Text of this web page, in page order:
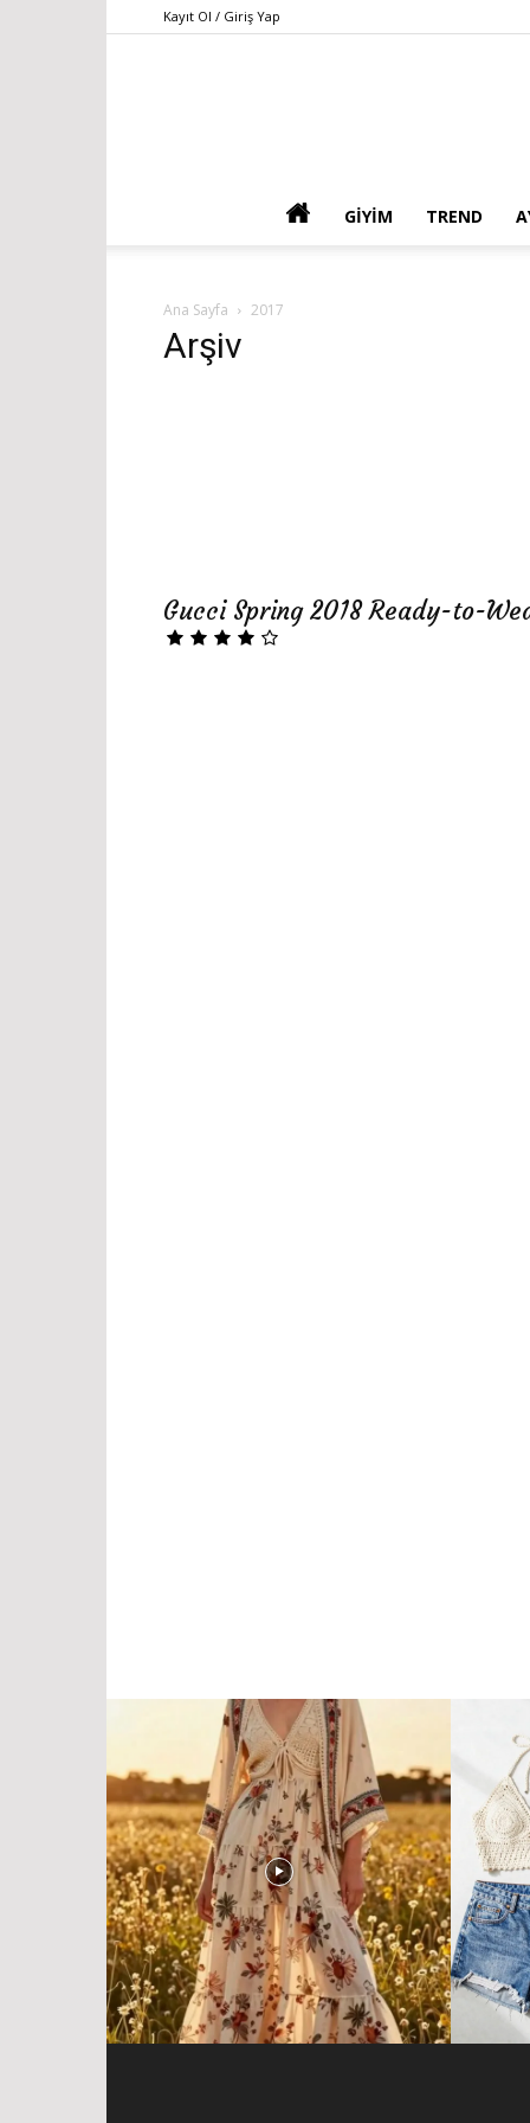
Kayıt Ol / Giriş Yap
GIYIM TREND
Ana Sayfa 2017
Arşiv
Gucci Spring 2018 Ready-to-